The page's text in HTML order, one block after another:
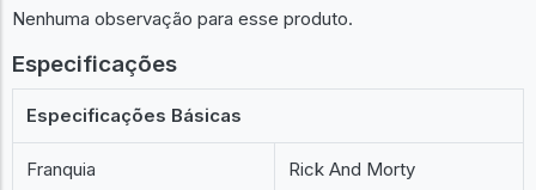
Nenhuma observação para esse produto.
Especificações
Especificações Básicas
Franquia Rick And Morty